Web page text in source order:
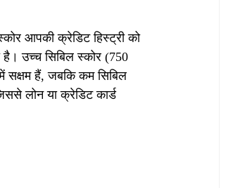
आपकी क्रेडिट हिस्ट्री को
है। उच्च सिबिल स्कोर (750
सक्षम हैं, जबकि कम सिबिल
लोन या क्रेडिट कार्ड